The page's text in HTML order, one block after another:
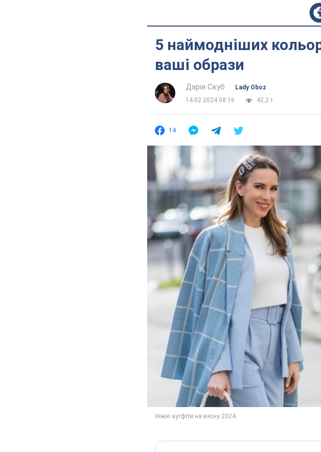
5 наймодніших
ваші образи
Дарія Скуб
Lady Oboz
14.02.2024 08:16
42,2 т.
14